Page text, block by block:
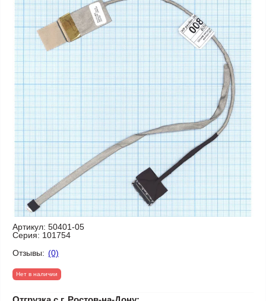
Артикул: 50401-05
Серия: 101754
Отзывы: (0)
Нет в наличии